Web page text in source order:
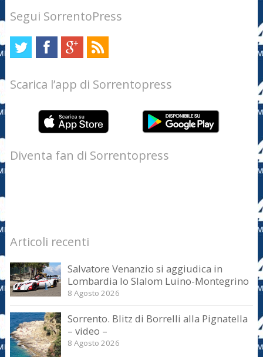
Segui SorrentoPress
Scarica l’app di Sorrentopress
Diventa fan di Sorrentopress
Articoli recenti
Salvatore Venanzio si aggiudica in
Lombardia lo Slalom Luino-Montegrino
8 Agosto 2026
Sorrento. Blitz di Borrelli alla Pignatella
– video –
8 Agosto 2026